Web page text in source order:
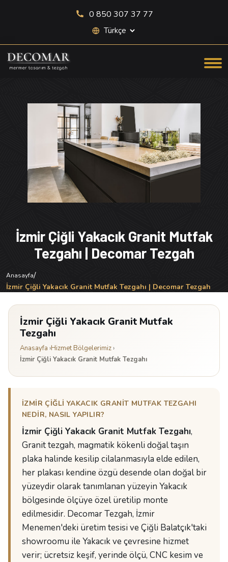
0 850 307 37 77
Site dili seçimi
İzmir Çiğli Yakacık Granit Mutfak
Tezgahı | Decomar Tezgah
Anasayfa/
İzmir Çiğli Yakacık Granit Mutfak Tezgahı | Decomar Tezgah
İzmir Çiğli Yakacık Granit Mutfak
Tezgahı
Anasayfa ›Hizmet Bölgelerimiz›
İzmir Çiğli Yakacık Granit Mutfak Tezgahı
İZMIR ÇIĞLI YAKACIK GRANIT MUTFAK TEZGAHI
NEDIR, NASIL YAPILIR?
İzmir Çiğli Yakacık Granit Mutfak Tezgahı,
Granit tezgah, magmatik kökenli doğal taşın
plaka halinde kesilip cilalanmasıyla elde edilen,
her plakası kendine özgü desende olan doğal bir
yüzeydir olarak tanımlanan yüzeyin Yakacık
bölgesinde ölçüye özel üretilip monte
edilmesidir. Decomar Tezgah, İzmir
Menemen'deki üretim tesisi ve Çiğli Balatçık'taki
showroomu ile Yakacık ve çevresine hizmet
verir; ücretsiz keşif, yerinde ölçü, CNC kesim ve